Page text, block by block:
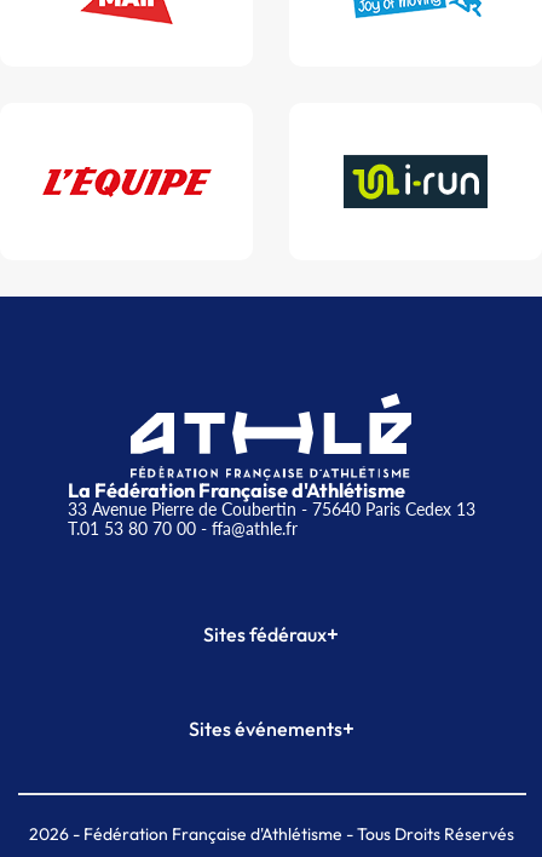
La Fédération Française d'Athlétisme
33 Avenue Pierre de Coubertin - 75640 Paris Cedex 13
T.01 53 80 70 00- ffa@athle.fr
Sites fédéraux+
Plateforme Formation
Sites événements+
Meeting de Paris indoor
MAIF Ekiden de Paris
2026- Fédération Française d'Athlétisme - Tous Droits Réservés